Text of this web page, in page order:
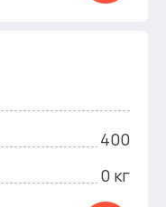
400
0 кг